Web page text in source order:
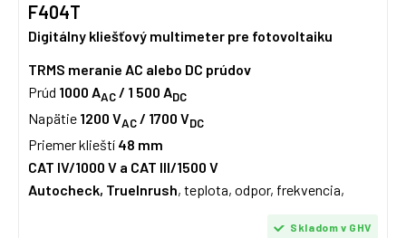
F404T
Digitálny kliešťový multimeter pre fotovoltaiku
TRMS meranie AC alebo DC prúdov
Prúd 1000 AAC/ 1 500 ADC
Napätie 1200 VAC/ 1700 VDC
Priemer klieští 48 mm
CAT IV/1000 V a CAT III/1500 V
Autocheck, TrueInrush, teplota, odpor, frekvencia,
Skladom v GHV